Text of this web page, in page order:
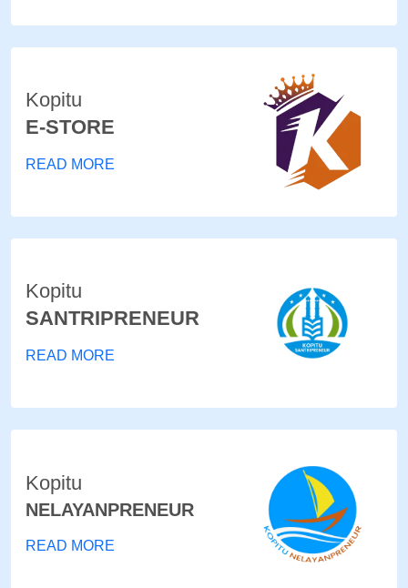
Kopitu
E-STORE
READ MORE
Kopitu
SANTRIPRENEUR
READ MORE
Kopitu
NELAYANPRENEUR
READ MORE